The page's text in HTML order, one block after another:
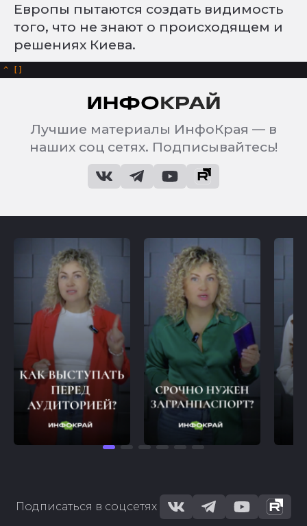
Европы пытаются создать видимость
того, что не знают о происходящем и
решениях Киева.
^
Лучшие материалы ИнфоКрая — в
наших соц сетях. Подписывайтесь!
Подписаться в соцсетях